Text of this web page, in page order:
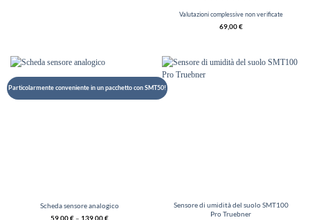
Valutato
vedi 5
Valutazioni complessive non verificate
69,00€
Particolarmente conveniente in un pacchetto con SMT50!
Scheda sensore analogico
59,00€– 139,00€
Sensore di umidità del suolo SMT100
Pro Truebner